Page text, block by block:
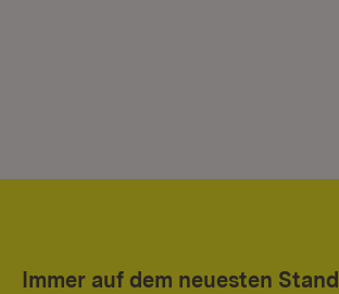
Immer auf dem neuesten Stand